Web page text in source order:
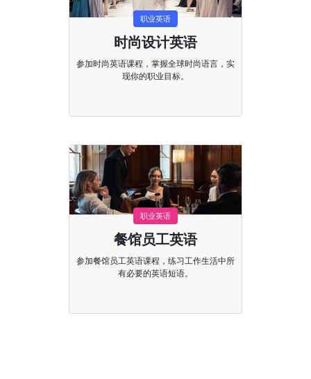
职业英语
时尚设计英语
参加时尚英语课程，掌握全球时尚语言，实
现你的职业目标。
职业英语
餐馆员工英语
参加餐馆员工英语课程，练习工作生活中所
有必要的英语短语。